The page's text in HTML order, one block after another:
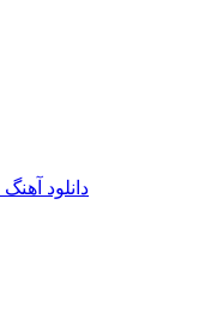
دانلود